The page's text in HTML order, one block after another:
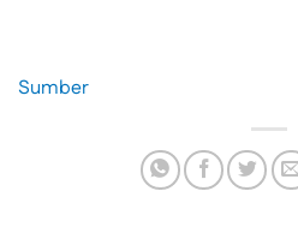
Sumber